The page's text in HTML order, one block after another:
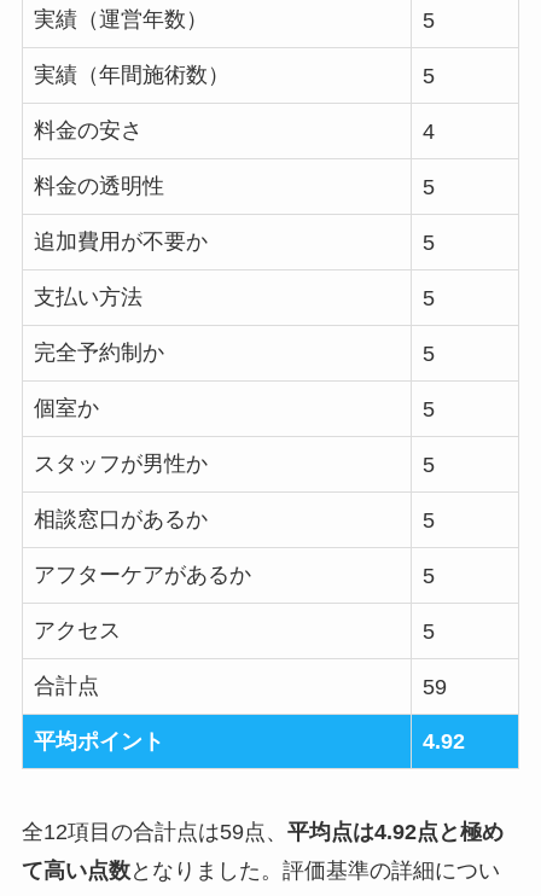
実績（運営年数） 5
実績（年間施術数） 5
料金の安さ 4
料金の透明性 5
追加費用が不要か 5
支払い方法 5
完全予約制か 5
個室か 5
スタッフが男性か 5
相談窓口があるか 5
アフターケアがあるか 5
アクセス 5
合計点 59
平均ポイント 4.92
全12項目の合計点は59点、 平均点は4.92点と極め
て高い点数となりました。評価基準の詳細につい